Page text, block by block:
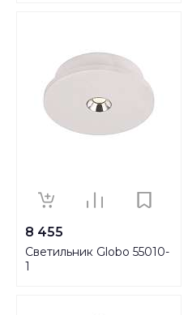
8 455
Светильник Globo 55010-
1